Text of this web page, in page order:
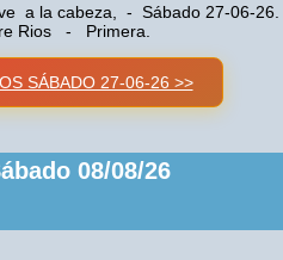
a la cabeza, - Sábado 27-06-26.
Rios - Primera.
SÁBADO 27-06-26 >>
08/08/26